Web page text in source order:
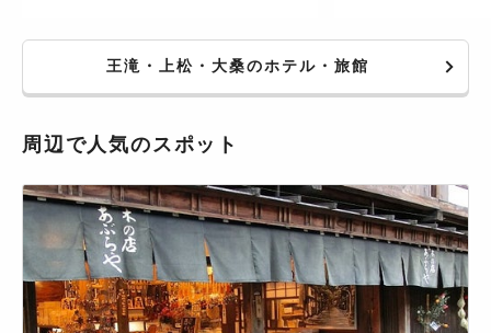
王滝・上松・大桑のホテル・旅館
周辺で人気のスポット